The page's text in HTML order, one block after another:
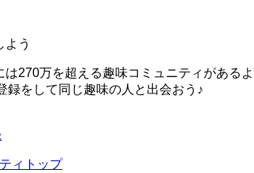
よう
は270万を超える趣味コミュニティがあるよ
録をして同じ趣味の人と出会おう♪
ィトップ